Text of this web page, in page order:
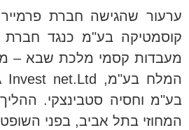
ערעור שהגישה חברת
מעבדות קסמי מלכת שבא –
בע"מ וחסיה סטבינצקי.
המחוזי בתל אביב, בפני